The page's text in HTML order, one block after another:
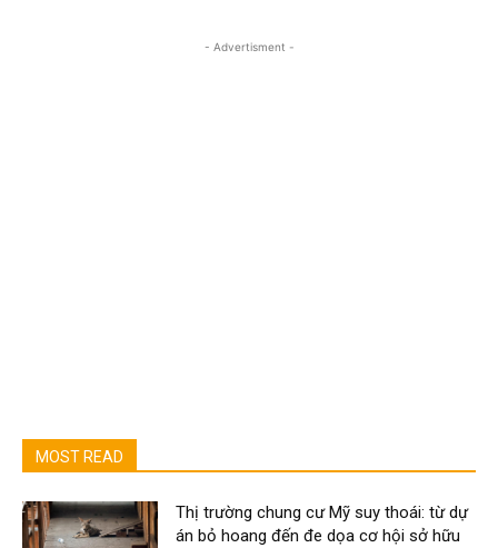
- Advertisment -
MOST READ
Thị trường chung cư Mỹ suy thoái: từ dự
án bỏ hoang đến đe dọa cơ hội sở hữu